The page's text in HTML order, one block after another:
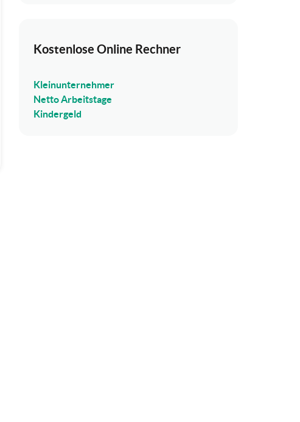
Kostenlose Online Rechner
Kleinunternehmer
Netto Arbeitstage
Kindergeld